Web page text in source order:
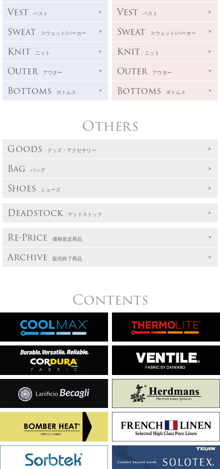
Vest ベスト
Sweat スウェット/パーカー
Knit ニット
Outer アウター
Bottoms ボトムス
Vest ベスト
Sweat スウェット/パーカー
Knit ニット
Outer アウター
Bottoms ボトムス
Others
Goods グッズ・アクセサリー
Bag バッグ
Shoes シューズ
Deadstock デッドストック
Re-Price 価格改定商品
Archive 販売終了商品
Contents